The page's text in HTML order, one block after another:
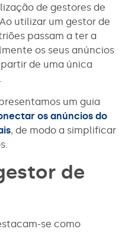
de gestores de
utilizar um gestor de
passam a ter a
os seus anúncios
de uma única
um guia
os anúncios do
, de modo a simplificar
de
se como